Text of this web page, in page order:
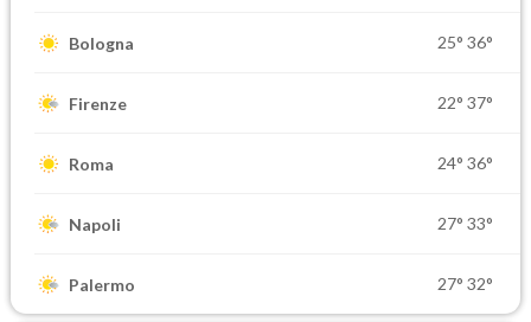
Bologna 25° 36°
Firenze 22° 37°
Roma 24° 36°
Napoli 27° 33°
Palermo 27° 32°